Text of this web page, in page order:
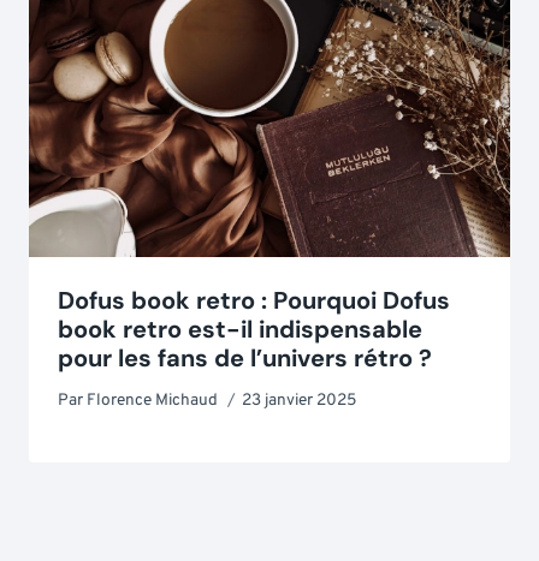
Dofus book retro : Pourquoi Dofus
book retro est-il indispensable
pour les fans de l’univers rétro ?
Par Florence Michaud 23 janvier 2025